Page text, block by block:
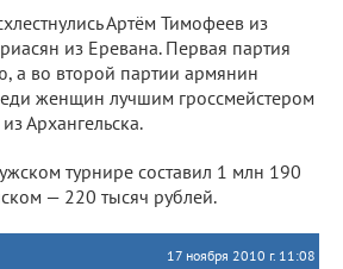
Артём Тимофеев из
из Еревана. Первая партия
а во второй партии армянин
женщин лучшим гроссмейстером
Архангельска.
турнире составил 1 млн 190
— 220 тысяч рублей.
17 ноября 2010 г. 11:08